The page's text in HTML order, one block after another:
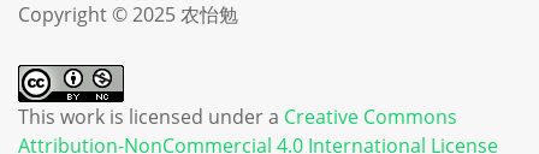
Copyright © 2025 农怡勉
This work is licensed under a Creative Commons
Attribution-NonCommercial 4.0 International License